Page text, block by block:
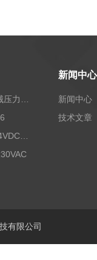
WM1L100-24VDC/T5X
新闻中心
新闻中心
技术文章
有限公司